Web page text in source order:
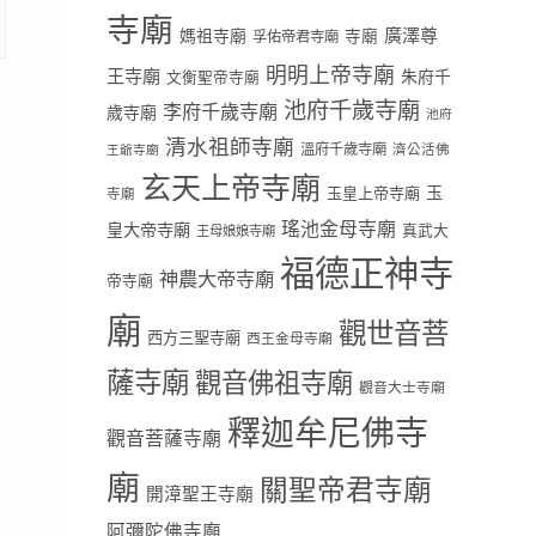
寺廟 媽祖寺廟 孚佑帝君寺廟 寺廟 廣澤尊
王寺廟 文衡聖帝寺廟 明明上帝寺廟 朱府千
歲寺廟 李府千歲寺廟 池府千歲寺廟 池府
王爺寺廟 清水祖師寺廟 溫府千歲寺廟 濟公活佛
寺廟 玄天上帝寺廟 玉皇上帝寺廟 玉
皇大帝寺廟 王母娘娘寺廟 瑤池金母寺廟 真武大
帝寺廟 神農大帝寺廟 福德正神寺
廟 西方三聖寺廟 西王金母寺廟 觀世音菩
薩寺廟觀音佛祖寺廟 觀音大士寺廟
觀音菩薩寺廟 釋迦牟尼佛寺
廟 開漳聖王寺廟 關聖帝君寺廟